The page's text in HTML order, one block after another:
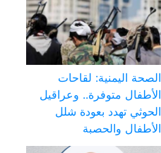
الصحة اليمنية: لقاحات
الأطفال متوفرة.. وعراقيل
الحوثي تهدد بعودة شلل
الأطفال والحصبة